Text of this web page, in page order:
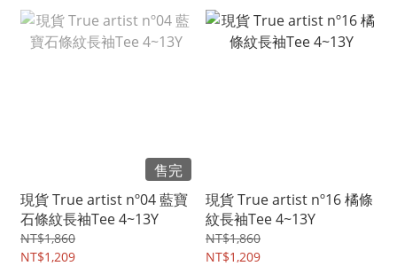
售完
現貨 True artist nº04 藍寶
石條紋長袖Tee 4~13Y
NT$1,860
NT$1,209
現貨 True artist nº16 橘條
紋長袖Tee 4~13Y
NT$1,860
NT$1,209